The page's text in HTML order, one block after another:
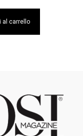
al carrello